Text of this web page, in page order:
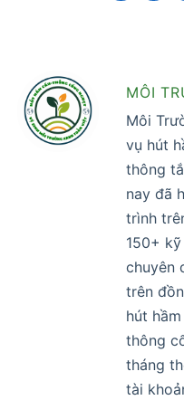
MÔI
Môi
vụ hút
thông
nay đã
trình
150+
chuyên
trên
hút
thông
tháng
tài